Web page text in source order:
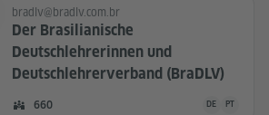
bradlv@bradlv.com.br
Der Brasilianische
Deutschlehrerinnen und
Deutschlehrerverband (BraDLV)
Mitglieder:
660 Die
DEUTSCH
DE PT